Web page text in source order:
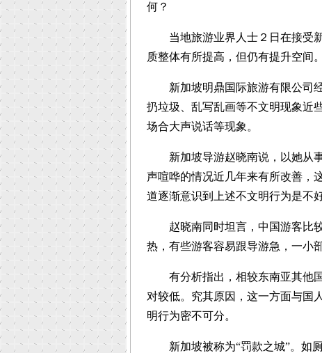
何？
当地旅游业界人士２日在接受新
质整体有所提高，但仍有提升空间。
新加坡明鼎国际旅游有限公司经
扔垃圾、乱写乱画等不文明现象近
场合大声说话等现象。
新加坡导游赵晓南说，以她从事
声喧哗的情况近几年来有所改善，
道逐渐意识到上述不文明行为是不好
赵晓南同时坦言，中国游客比较
热，有些游客容易跟导游急，一小
有分析指出，相较东南亚其他国
对较低。究其原因，这一方面与国
明行为密不可分。
新加坡被称为“罚款之城”。如厕